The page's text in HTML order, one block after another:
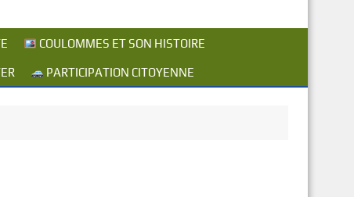
COULOMMES ET SON HISTOIRE
PARTICIPATION CITOYENNE